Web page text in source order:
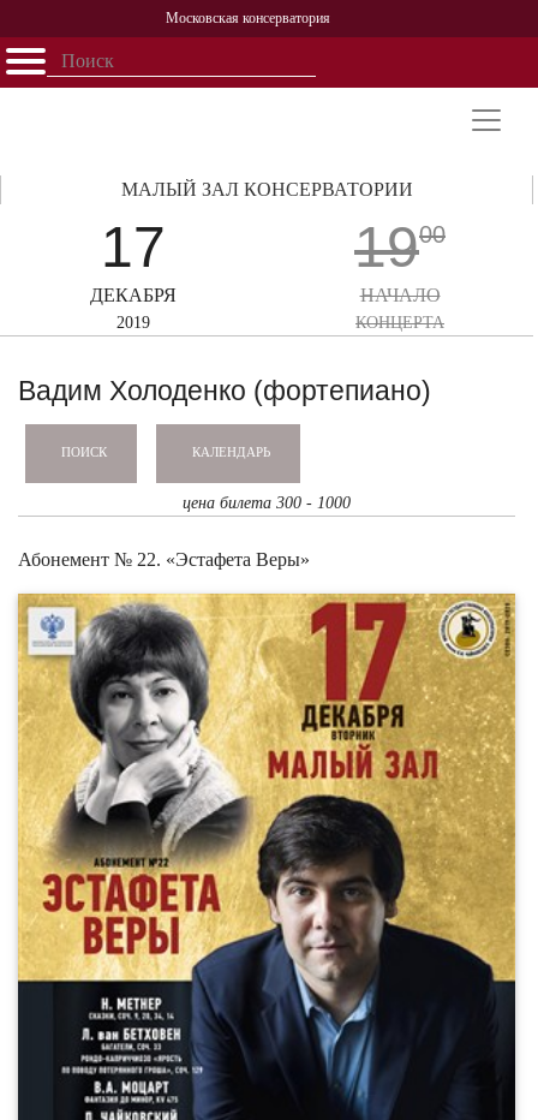
Московская консерватория
Открыть - закрыть
Персоналии
История
17
ДЕКАБРЯ
2019
МАЛЫЙ ЗАЛ КОНСЕРВАТОРИИ
1900
НАЧАЛО
КОНЦЕРТА
Вадим Холоденко (фортепиано)
ПОИСК КАЛЕНДАРЬ
цена билета 300 - 1000
Абонемент № 22. «Эстафета Веры»